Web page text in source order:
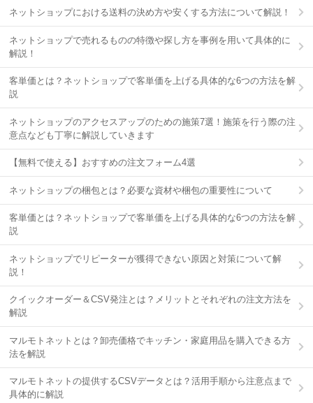
ネットショップにおける送料の決め方や安くする方法について解説！
ネットショップで売れるものの特徴や探し方を事例を用いて具体的に
解説！
客単価とは？ネットショップで客単価を上げる具体的な6つの方法を解
説
ネットショップのアクセスアップのための施策7選！施策を行う際の注
意点なども丁寧に解説していきます
【無料で使える】おすすめの注文フォーム4選
ネットショップの梱包とは？必要な資材や梱包の重要性について
客単価とは？ネットショップで客単価を上げる具体的な6つの方法を解
説
ネットショップでリピーターが獲得できない原因と対策について解
説！
クイックオーダー＆CSV発注とは？メリットとそれぞれの注文方法を
解説
マルモトネットとは？卸売価格でキッチン・家庭用品を購入できる方
法を解説
マルモトネットの提供するCSVデータとは？活用手順から注意点まで
具体的に解説